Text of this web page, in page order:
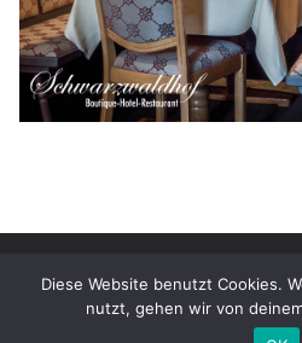
Copyright © 2026Magazin
Rechte
von
Diese Website benutzt Cookies.
nutzt, gehen wir von